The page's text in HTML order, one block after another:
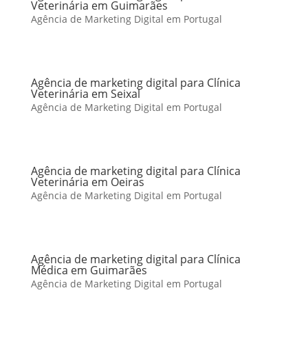
Veterinária em Guimarães
Agência de Marketing Digital em Portugal
Agência de marketing digital para Clínica
Veterinária em Seixal
Agência de Marketing Digital em Portugal
Agência de marketing digital para Clínica
Veterinária em Oeiras
Agência de Marketing Digital em Portugal
Agência de marketing digital para Clínica
Médica em Guimarães
Agência de Marketing Digital em Portugal